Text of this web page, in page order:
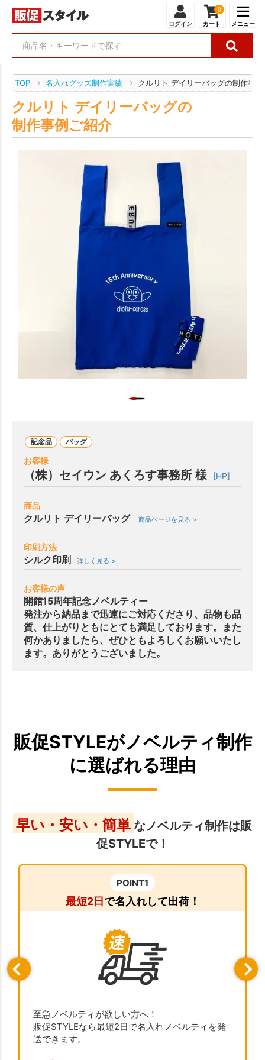
ログイン
0
カート メニュー
TOP 名入れグッズ制作実績 クルリト デイリーバッグの制作事
クルリト デイリーバッグの
制作事例ご紹介
記念品 バッグ
お客様
（株）セイウン あくろす事務所 様 [HP]
商品
クルリト デイリーバッグ 商品ページを見る >
印刷方法
シルク印刷 詳しく見る >
お客様の声
開館15周年記念ノベルティー
発注から納品まで迅速にご対応くださり、品物も品
質、仕上がりともにとても満足しております。また
何かありましたら、ぜひともよろしくお願いいたし
ます。ありがとうございました。
販促STYLEがノベルティ制作
に選ばれる理由
早い・安い・簡単 なノベルティ制作は販
促STYLEで！
POINT1
最短2日 で名入れして出荷！
至急ノベルティが欲しい方へ！
販促STYLEなら最短2日で名入れノベルティを発
送できます。